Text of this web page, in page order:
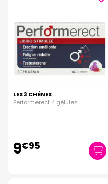
LES 3 CHÊNES
Performerect 4 gélules
9€95